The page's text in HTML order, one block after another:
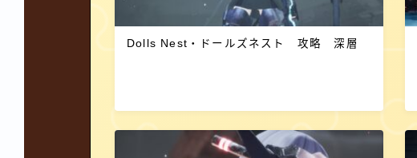
Dolls Nest・ドールズネスト 攻略 深層